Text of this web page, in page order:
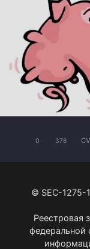
0 378
© SEC-1275-
Реестровая
федеральной